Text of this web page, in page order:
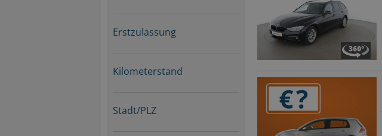
Erstzulassung
Kilometerstand
Stadt/PLZ